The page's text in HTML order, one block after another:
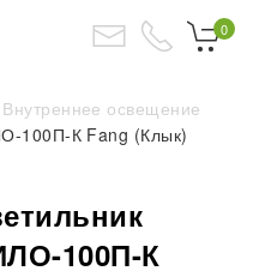
0
Внутреннее освещение
100П-К Fang (Клык)
100П-К